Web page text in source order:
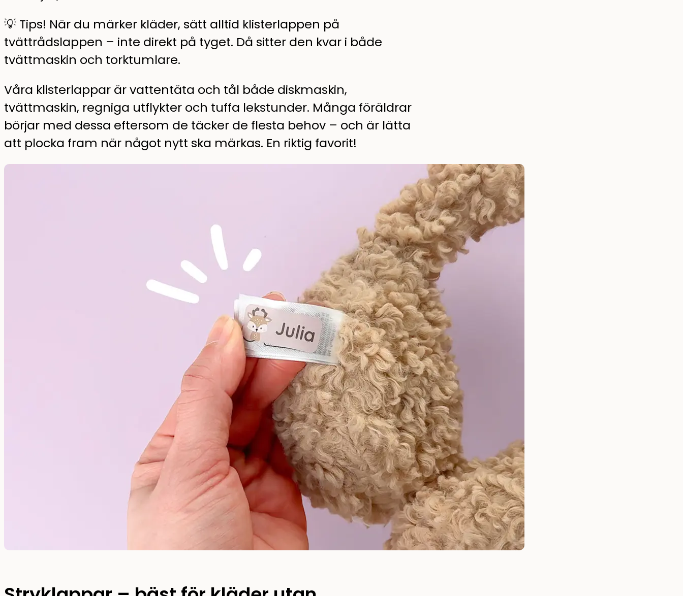
💡 Tips! När du märker kläder, sätt alltid klisterlappen på
tvättrådslappen – inte direkt på tyget. Då sitter den kvar i både
tvättmaskin och torktumlare.
Våra klisterlappar är vattentäta och tål både diskmaskin,
tvättmaskin, regniga utflykter och tuffa lekstunder. Många föräldrar
börjar med dessa eftersom de täcker de flesta behov – och är lätta
att plocka fram när något nytt ska märkas. En riktig favorit!